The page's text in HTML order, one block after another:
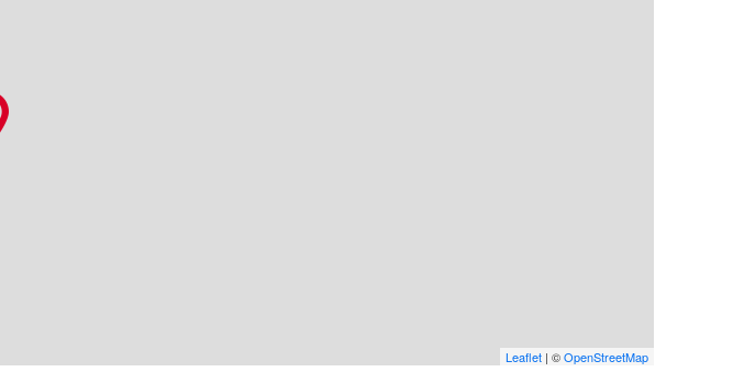
Leaflet | ©OpenStreetMap